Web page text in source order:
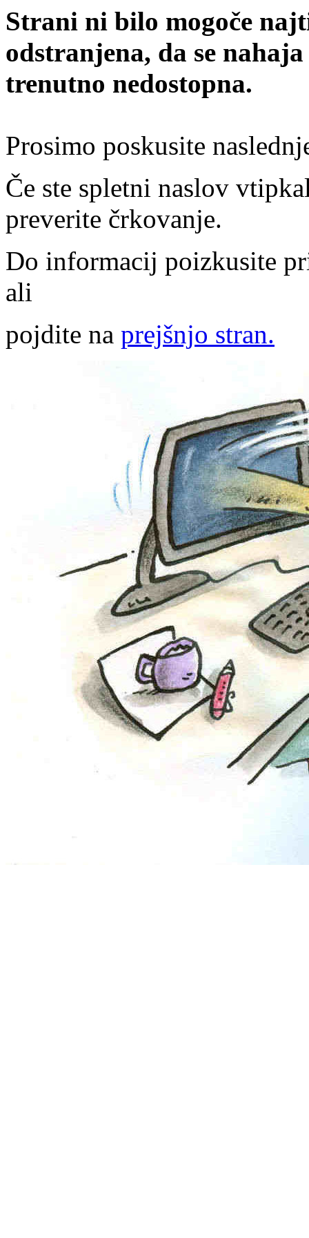
Strani ni bilo mogoče
odstranjena, da se
trenutno nedostopna.
Prosimo poskusite
Če ste spletni naslov
preverite črkovanje.
Do informacij poizkusite
ali
pojdite na prejšnjo stran.